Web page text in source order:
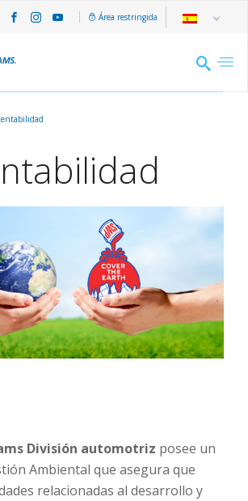
Área restringida
División automotriz posee un
Ambiental que asegura que
relacionadas al desarrollo y